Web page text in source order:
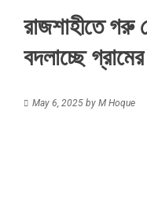
রাজশাহীতে গরু
বদলাচ্ছে
May 6, 2025 by M Hoque